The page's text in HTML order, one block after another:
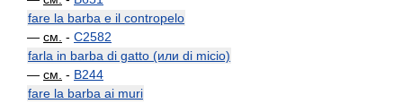
fare la barba e il contropelo
— см. - C2582
farla in barba di gatto (или di micio)
— см. - B244
fare la barba ai muri